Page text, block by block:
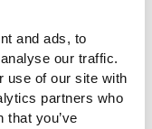
and ads, to
our traffic.
use of our site with
partners who
that you’ve